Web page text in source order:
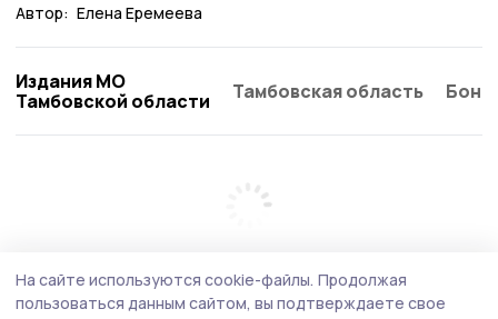
Автор: Елена Еремеева
Издания МО
Тамбовской области
Тамбовская область
На сайте используются cookie-файлы. Продолжая
пользоваться данным сайтом, вы подтверждаете свое